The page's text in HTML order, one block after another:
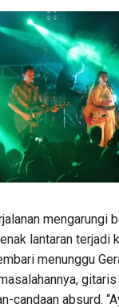
mengarungi
lantaran terjadi
menunggu
gitaris
candaan absurd.